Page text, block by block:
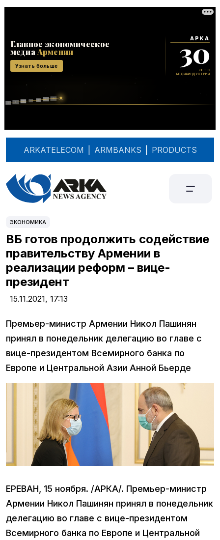
ARKATELECOM ARMBANKS PRODUCTS
ЭКОНОМИКА
ВБ готов продолжить содействие
правительству Армении в
реализации реформ – вице-
президент
15.11.2021, 17:13
Премьер-министр Армении Никол Пашинян
принял в понедельник делегацию во главе с
вице-президентом Всемирного банка по
Европе и Центральной Азии Анной Бьерде
ЕРЕВАН, 15 ноября. /АРКА/. Премьер-министр
Армении Никол Пашинян принял в понедельник
делегацию во главе с вице-президентом
Всемирного банка по Европе и Центральной